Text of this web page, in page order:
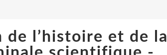
de l’histoire et de la